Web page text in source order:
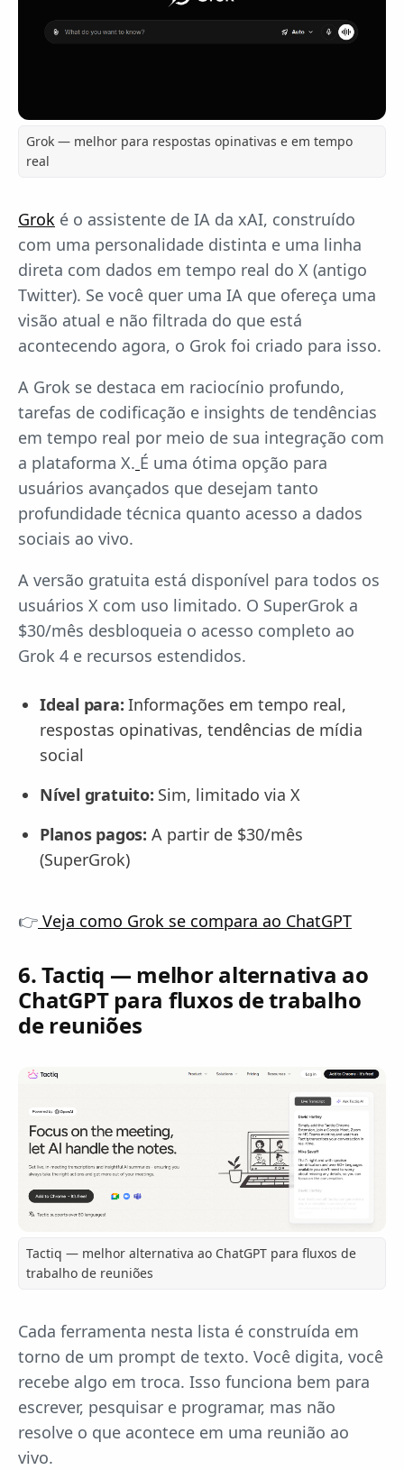
Grok — melhor para respostas opinativas e em tempo
real
Grok é o assistente de IA da xAI, construído
com uma personalidade distinta e uma linha
direta com dados em tempo real do X (antigo
Twitter). Se você quer uma IA que ofereça uma
visão atual e não filtrada do que está
acontecendo agora, o Grok foi criado para isso.
A Grok se destaca em raciocínio profundo,
tarefas de codificação e insights de tendências
em tempo real por meio de sua integração com
a plataforma X. É uma ótima opção para
usuários avançados que desejam tanto
profundidade técnica quanto acesso a dados
sociais ao vivo.
A versão gratuita está disponível para todos os
usuários X com uso limitado. O SuperGrok a
$30/mês desbloqueia o acesso completo ao
Grok 4 e recursos estendidos.
Ideal para: Informações em tempo real,
respostas opinativas, tendências de mídia
social
Nível gratuito: Sim, limitado via X
Planos pagos: A partir de $30/mês
(SuperGrok)
👉 Veja como Grok se compara ao ChatGPT
6. Tactiq — melhor alternativa ao
ChatGPT para fluxos de trabalho
de reuniões
Tactiq — melhor alternativa ao ChatGPT para fluxos de
trabalho de reuniões
Cada ferramenta nesta lista é construída em
torno de um prompt de texto. Você digita, você
recebe algo em troca. Isso funciona bem para
escrever, pesquisar e programar, mas não
resolve o que acontece em uma reunião ao
vivo.